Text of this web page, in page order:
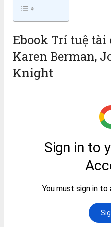
Ebook Trí tuệ
Karen Berman,
Knight